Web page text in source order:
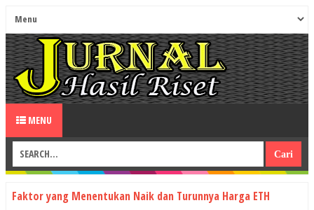
MENU
Faktor yang Menentukan Naik dan Turunnya Harga ETH